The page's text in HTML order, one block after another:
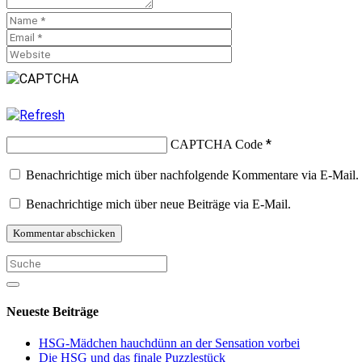
CAPTCHA Code *
Benachrichtige mich über nachfolgende Kommentare via E-Mail.
Benachrichtige mich über neue Beiträge via E-Mail.
Neueste Beiträge
HSG-Mädchen hauchdünn an der Sensation vorbei
Die HSG und das finale Puzzlestück